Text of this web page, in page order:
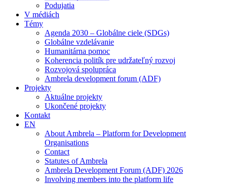
Podujatia
V médiách
Témy
Agenda 2030 – Globálne ciele (SDGs)
Globálne vzdelávanie
Humanitárna pomoc
Koherencia politík pre udržateľný rozvoj
Rozvojová spolupráca
Ambrela development forum (ADF)
Projekty
Aktuálne projekty
Ukončené projekty
Kontakt
EN
About Ambrela – Platform for Development
Organisations
Contact
Statutes of Ambrela
Ambrela Development Forum (ADF) 2026
Involving members into the platform life